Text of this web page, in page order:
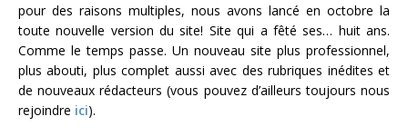
pour des raisons multiples, nous avons lancé en octobre la
toute nouvelle version du site! Site qui a fêté ses… huit ans.
Comme le temps passe. Un nouveau site plus professionnel,
plus abouti, plus complet aussi avec des rubriques inédites et
de nouveaux rédacteurs (vous pouvez d’ailleurs toujours nous
rejoindre ici).